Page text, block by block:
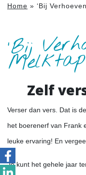
Home » ‘Bij
'Bij
Melktap
Zelf
Verser dan vers. Dat is
het boerenerf van Frank
leuke ervaring! En
Je kunt het gehele jaar